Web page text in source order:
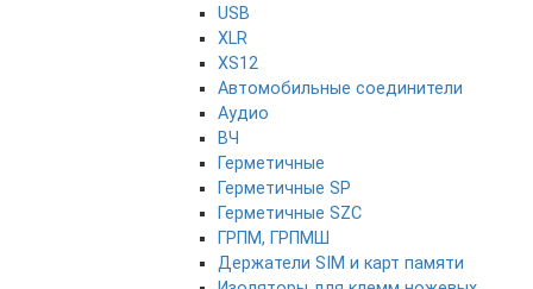
USB
XLR
XS12
Автомобильные соединители
Аудио
ВЧ
Герметичные
Герметичные SP
Герметичные SZC
ГРПМ, ГРПМШ
Держатели SIM и карт памяти